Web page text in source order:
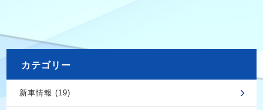
カテゴリー
新車情報 (19)